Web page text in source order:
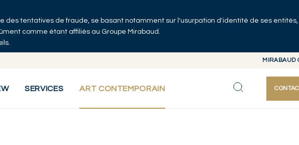
des tentatives de fraude, se basant notamment sur l'usurpation d'identité de ses
comme étant affiliés au Groupe Mirabaud.
MIRABAUD
MIRABAUD
MIRABAUD
SERVICES ART CONTEMPORAIN